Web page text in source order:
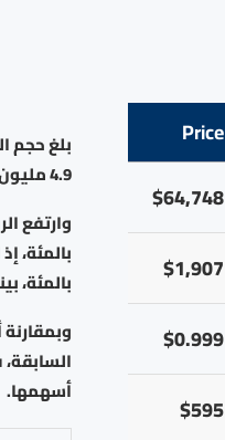
4.9 مليون سهم، نفذت من خلال 3213 عقدا.
بالمئة،
أسهمها.
Price
$64,748
$1,907
$0.999
$595